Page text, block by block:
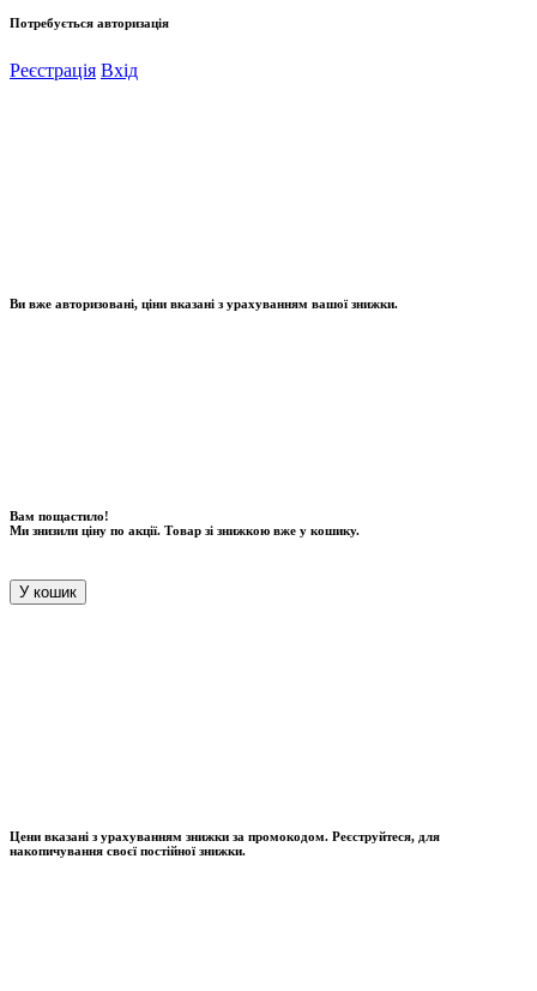
Потребується авторизація
Реєстрація Вхід
Ви вже авторизовані, ціни вказані з урахуванням вашої знижки.
Вам пощастило!
Ми знизили ціну по акції. Товар зі знижкою вже у кошику.
У кошик
Цени вказані з урахуванням знижки за промокодом. Реєструйтеся, для
накопичування своєї постійної знижки.